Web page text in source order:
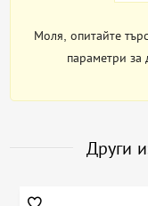
Моля, опитайте
параметри за
Други